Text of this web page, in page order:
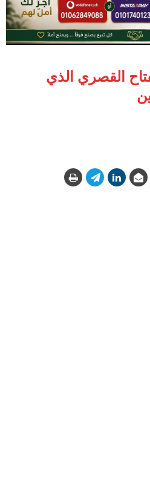
القصري الذي